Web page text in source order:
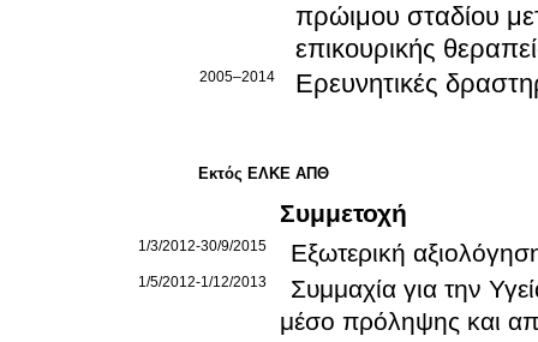
πρώιμου σταδίου
επικουρικής
2005–2014 Ερευνητικές
Εκτός ΕΛΚΕ ΑΠΘ
Συμμετοχή
1/3/2012-30/9/2015 Εξωτερική
1/5/2012-1/12/2013
Συμμαχία για την
μέσο πρόληψης και